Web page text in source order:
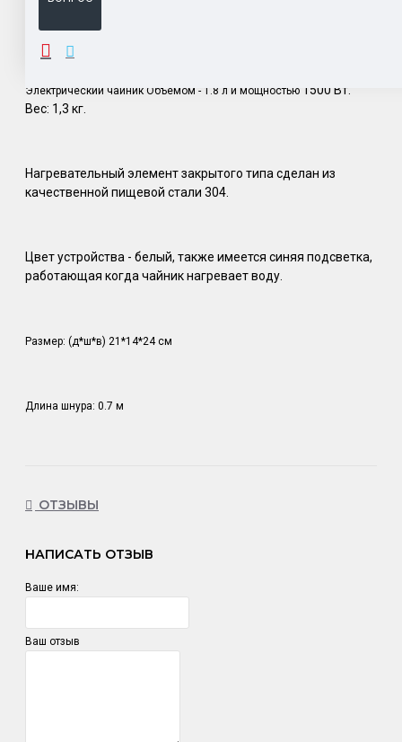
ОПИСАНИЕ
Электрический чайник Объёмом - 1.8 л и мощностью 1500 Вт.
Вес: 1,3 кг.
Нагревательный элемент закрытого типа сделан из
качественной пищевой стали 304.
Цвет устройства - белый, также имеется синяя подсветка,
работающая когда чайник нагревает воду.
Размер: (д*ш*в) 21*14*24 см
Длина шнура: 0.7 м
ОТЗЫВЫ
НАПИСАТЬ ОТЗЫВ
Ваше имя:
Ваш отзыв